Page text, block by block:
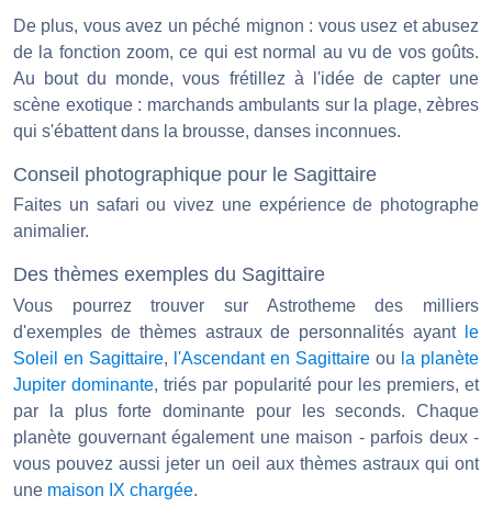
De plus, vous avez un péché mignon : vous usez et abusez
de la fonction zoom, ce qui est normal au vu de vos goûts.
Au bout du monde, vous frétillez à l'idée de capter une
scène exotique : marchands ambulants sur la plage, zèbres
qui s'ébattent dans la brousse, danses inconnues.
Conseil photographique pour le Sagittaire
Faites un safari ou vivez une expérience de photographe
animalier.
Des thèmes exemples du Sagittaire
Vous pourrez trouver sur Astrotheme des milliers
d'exemples de thèmes astraux de personnalités ayant
le
Soleil en Sagittaire, l'Ascendant en Sagittaire ou la planète
Jupiter dominante, triés par popularité pour les premiers, et
par la plus forte dominante pour les seconds. Chaque
planète gouvernant également une maison - parfois deux -
vous pouvez aussi jeter un oeil aux thèmes astraux qui ont
une maison IX chargée.